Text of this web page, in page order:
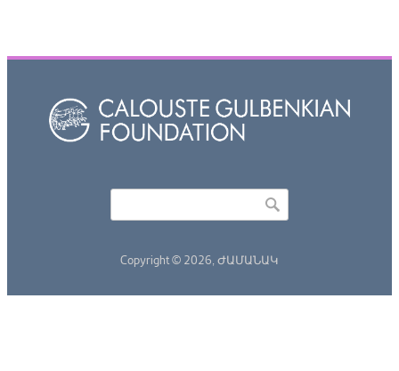
Copyright © 2026, ԺԱՄԱՆԱԿ